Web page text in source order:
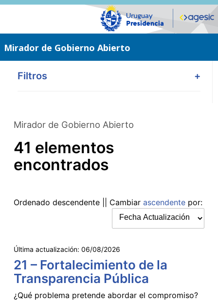
Saltar
Mirador de Gobierno Abierto
Filtros +
Mirador de Gobierno Abierto
41 elementos
encontrados
Ordenado descendente || Cambiar ascendente por:
Última actualización: 06/08/2026
21 – Fortalecimiento de la
Transparencia Pública
¿Qué problema pretende abordar el compromiso?